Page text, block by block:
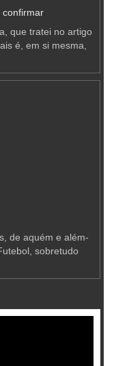
confirmar
que tratei no artigo
é, em si mesma,
de aquém e além-
sobretudo